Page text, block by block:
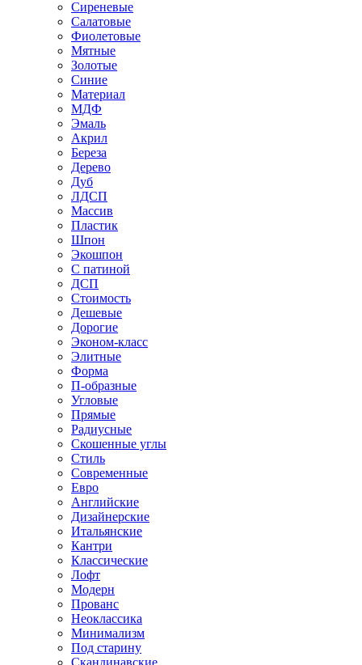
Сиреневые
Салатовые
Фиолетовые
Мятные
Золотые
Синие
Материал
МДФ
Эмаль
Акрил
Береза
Дерево
Дуб
ЛДСП
Массив
Пластик
Шпон
Экошпон
С патиной
ДСП
Стоимость
Дешевые
Дорогие
Эконом-класс
Элитные
Форма
П-образные
Угловые
Прямые
Радиусные
Скошенные углы
Стиль
Современные
Евро
Английские
Дизайнерские
Итальянские
Кантри
Классические
Лофт
Модерн
Прованс
Неоклассика
Минимализм
Под старину
Скандинавские